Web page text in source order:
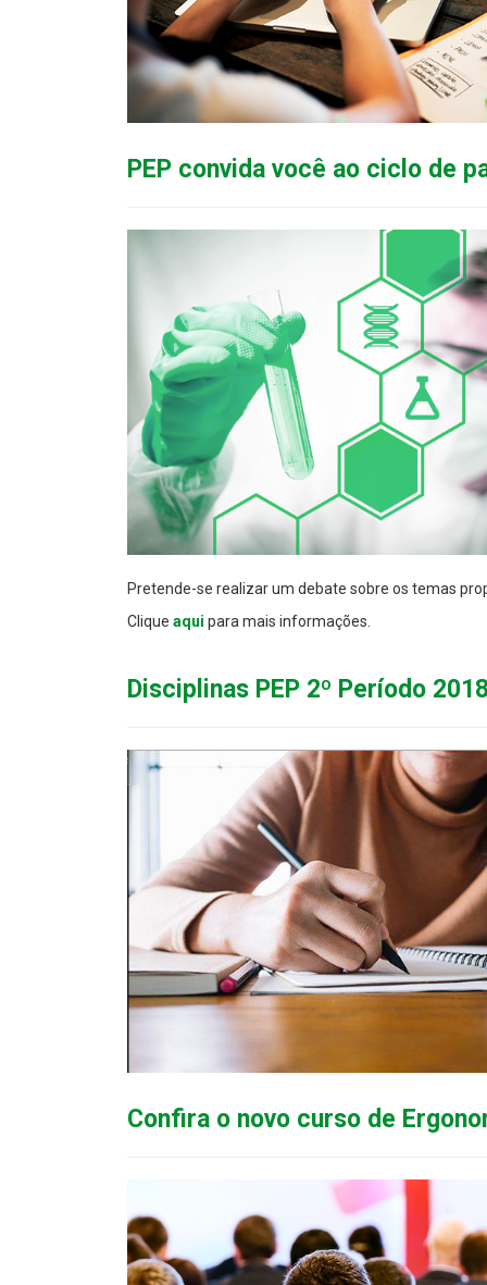
PEP convida você ao ciclo de
Pretende-se realizar um debate sobre os temas
Clique aqui para mais informações.
Disciplinas PEP 2º Período 2018
Confira o novo curso de